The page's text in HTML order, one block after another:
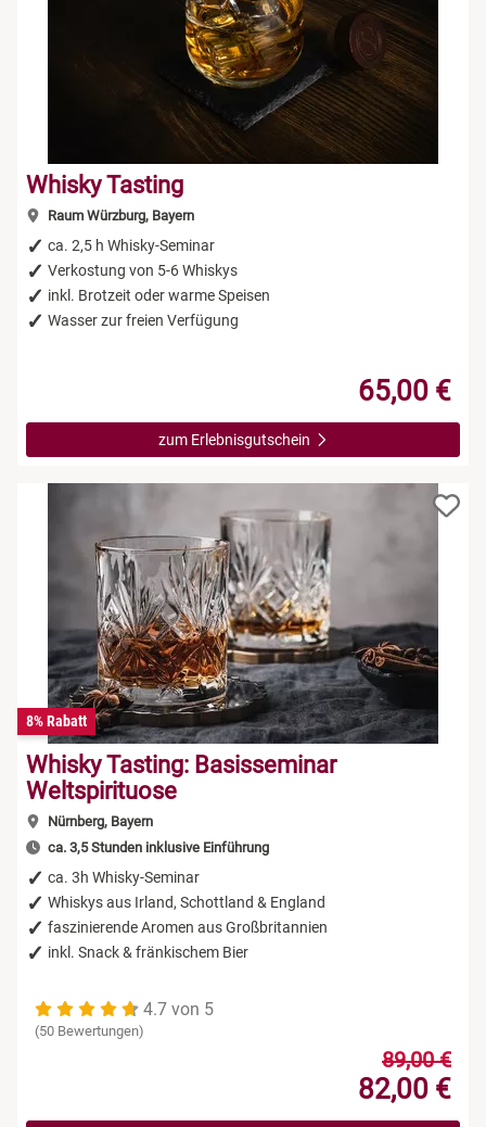
Whisky Tasting
Raum Würzburg, Bayern
ca. 2,5 h Whisky-Seminar
Verkostung von 5-6 Whiskys
inkl. Brotzeit oder warme Speisen
Wasser zur freien Verfügung
65,00 €
zum Erlebnisgutschein
8% Rabatt
Whisky Tasting: Basisseminar
Weltspirituose
Nürnberg, Bayern
ca. 3,5 Stunden inklusive Einführung
ca. 3h Whisky-Seminar
Whiskys aus Irland, Schottland & England
faszinierende Aromen aus Großbritannien
inkl. Snack & fränkischem Bier
4.7 von 5
(50 Bewertungen)
89,00 €
82,00 €
Saarland
Sachsen
Sachsen-Anhalt
Tequila
Wein Tasting
Whisky Tasting